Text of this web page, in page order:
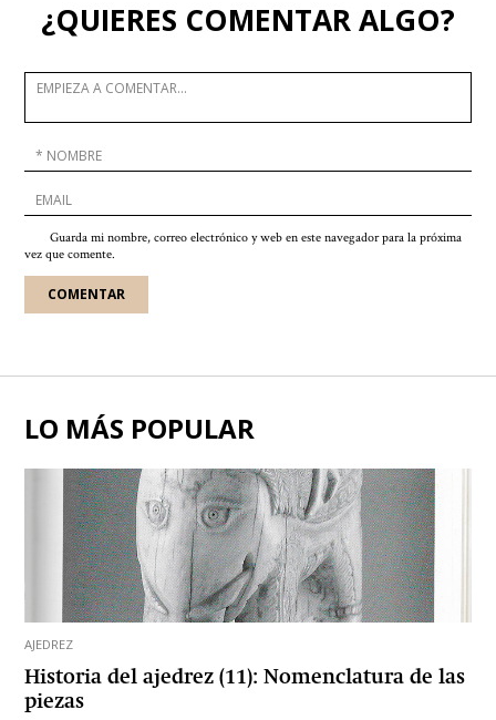
¿QUIERES COMENTAR ALGO?
Guarda mi nombre, correo electrónico y web en este navegador para la próxima
vez que comente.
LO MÁS POPULAR
AJEDREZ
Historia del ajedrez (11): Nomenclatura de las
piezas